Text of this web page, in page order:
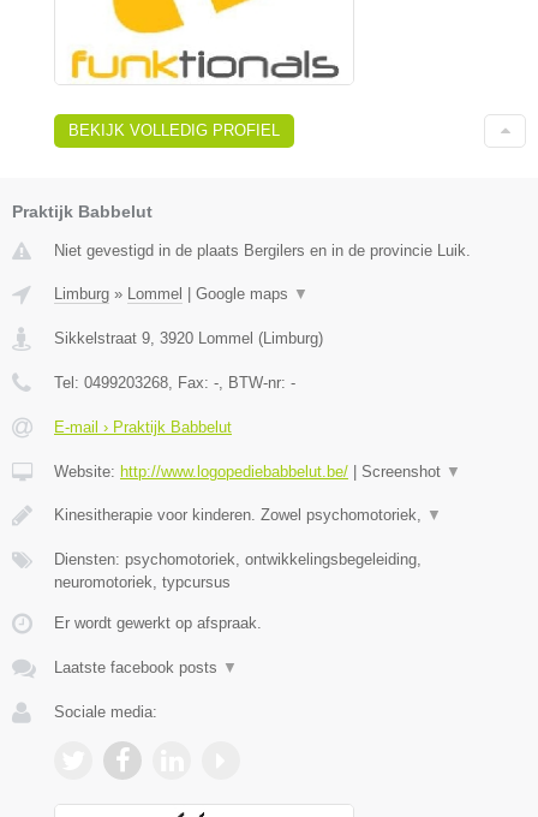
BEKIJK VOLLEDIG PROFIEL
Praktijk Babbelut
Niet gevestigd in de plaats Bergilers en in de provincie Luik.
Limburg » Lommel | Google maps ▼
Sikkelstraat 9 3920 Lommel (Limburg)
Tel: 0499203268 , Fax: - , BTW-nr: -
E-mail › Praktijk Babbelut
Website: http://www.logopediebabbelut.be/ | Screenshot ▼
Kinesitherapie voor kinderen. Zowel psychomotoriek, ▼
Diensten: psychomotoriek, ontwikkelingsbegeleiding,
neuromotoriek, typcursus
Er wordt gewerkt op afspraak.
Laatste facebook posts ▼
Sociale media: